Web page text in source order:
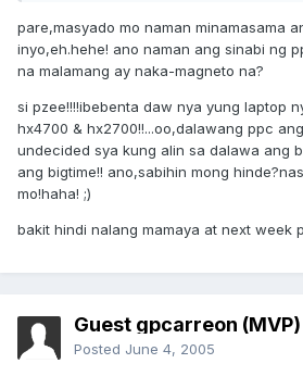
pare,masyado mo naman minamasama
inyo,eh.hehe! ano naman ang sinabi ng
na malamang ay naka-magneto na?
si pzee!!!!ibebenta daw nya yung laptop
hx4700 & hx2700!!...oo,dalawang ppc
undecided sya kung alin sa dalawa ang
ang bigtime!! ano,sabihin mong
mo!haha! ;)
bakit hindi nalang mamaya at next week
Guest gpcarreon (MVP)
Posted June 4, 2005